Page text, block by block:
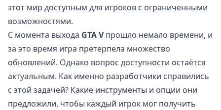
этот мир доступным для игроков с ограниченными
возможностями.
С момента выхода GTA Vпрошло немало времени, и
за это время игра претерпела множество
обновлений. Однако вопрос доступности остаётся
актуальным. Как именно разработчики справились
с этой задачей? Какие инструменты и опции они
предложили, чтобы каждый игрок мог получить